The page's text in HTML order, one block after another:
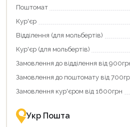
карту
щоб
зекономити
та
отримати
переваги!
картою
єКнига
–
зручно
та
покупку
«Національний
кешбек»
та
отримуйте
повернення
Економте
більше
разом
державною
підтримкою!
Поштомат
Кур'єр
Відділення (для мольбертів)
Кур'єр (для мольбертів)
Замовлення до відділення від
Замовлення до поштомату від
Замовлення кур'єром від 1600грн
Укр Пошта